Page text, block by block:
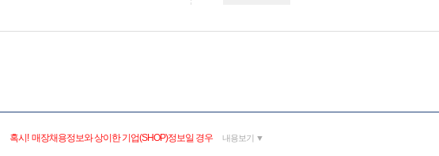
혹시! 매장채용정보와 상이한 기업(SHOP)정보일 경우 내용보기 ▼